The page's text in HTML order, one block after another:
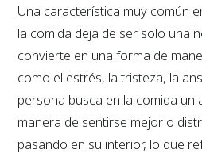
Una característica muy común
la comida deja de ser solo una
convierte en una forma de
como el estrés, la tristeza, la
persona busca en la comida un
manera de sentirse mejor o
pasando en su interior, lo que